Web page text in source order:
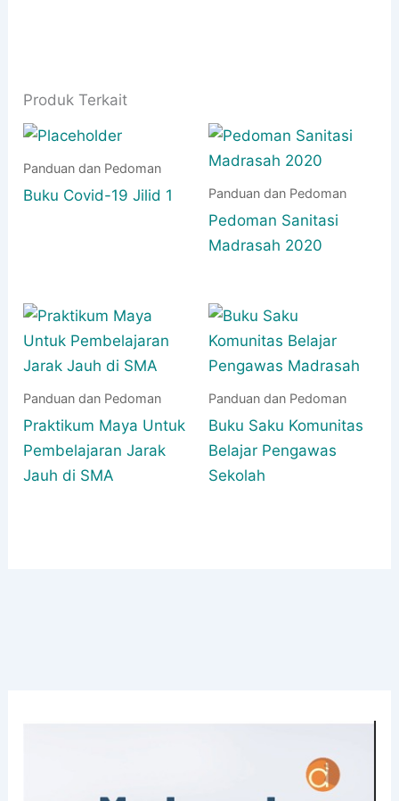
Produk Terkait
Panduan dan Pedoman
Buku Covid-19 Jilid 1 Panduan dan Pedoman
Pedoman Sanitasi
Madrasah 2020
Panduan dan Pedoman
Praktikum Maya Untuk
Pembelajaran Jarak
Jauh di SMA
Panduan dan Pedoman
Buku Saku Komunitas
Belajar Pengawas
Sekolah